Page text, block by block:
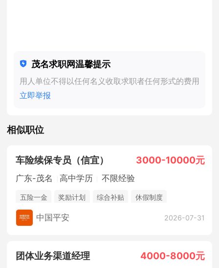
茂名求职网温馨提示
用人单位不得以任何名义收取求职者任何形式的费用
立即举报
相似职位
车险续保专员（信宜） 3000-10000元
广东-茂名 高中学历 不限经验
五险一金 奖励计划 综合补贴
休假制度
法定节假日
中国平安 2026-07-31
团体业务渠道经理 4000-8000元